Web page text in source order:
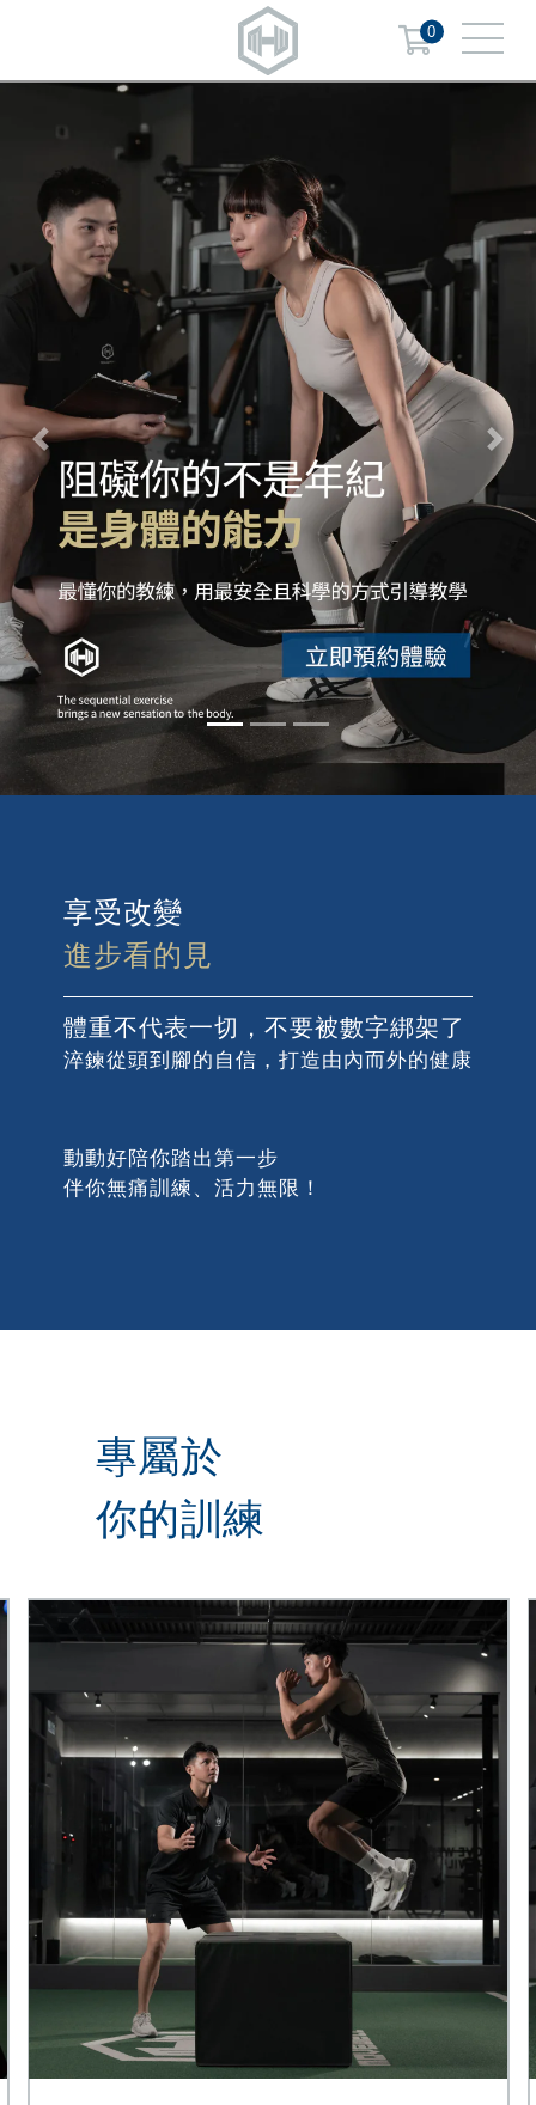
0
Previous Next
享受改變
進步看的見
體重不代表一切，不要被數字綁架了
淬鍊從頭到腳的自信，打造由內而外的健康
動動好陪你踏出第一步
伴你無痛訓練、活力無限！
專屬於
你的訓練